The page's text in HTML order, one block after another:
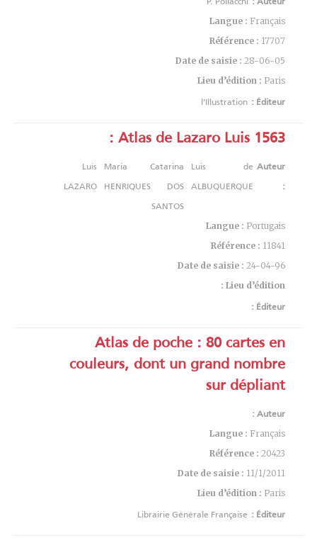
Langue : Français
Référence : 17707
Date de saisie : 28-06-05
Lieu d’édition : Paris
Éditeur :
l’Illustration
Atlas de Lazaro Luis 1563 :
Auteur
:
Luis de
ALBUQUERQUE
Maria Catarina
HENRIQUES DOS
SANTOS
Luis
LAZARO
Langue : Portugais
Référence : 11841
Date de saisie : 24-04-96
Lieu d’édition :
Éditeur :
Atlas de poche : 80 cartes en
couleurs, dont un grand nombre
sur dépliant
Auteur :
Langue : Français
Référence : 20423
Date de saisie : 11/1/2011
Lieu d’édition : Paris
Éditeur :
Librairie Générale Française